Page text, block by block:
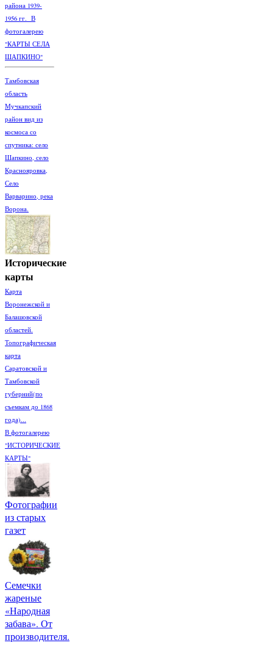
района 1939-
1956 гг. В
фотогалерею
"КАРТЫ СЕЛА
ШАПКИНО"
Тамбовская
область
Мучкапский
район вид из
космоса со
спутника: село
Шапкино, село
Краснояровка,
Село
Варварино, река
Ворона.
Исторические
карты
Карта
Воронежской и
Балашовской
областей.
Топографическая
карта
Саратовской и
Тамбовской
губерний(по
съемкам до 1868
года)...
В фотогалерею
"ИСТОРИЧЕСКИЕ
КАРТЫ"
Фотографии
из старых
газет
Семечки
жареные
«Народная
забава». От
производителя.